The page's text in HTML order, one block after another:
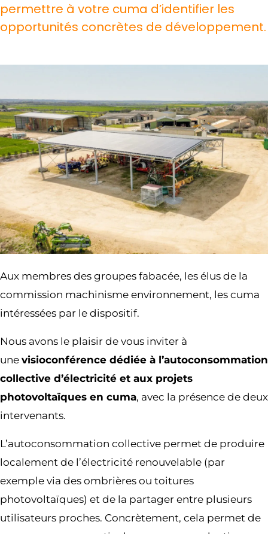
permettre à votre cuma d’identifier les
opportunités concrètes de développement.
Aux membres des groupes fabacée, les élus de la
commission machinisme environnement, les cuma
intéressées par le dispositif.
Nous avons le plaisir de vous inviter à
une visioconférence dédiée à l’autoconsommation
collective d’électricité et aux projets
photovoltaïques en cuma, avec la présence de deux
intervenants.
L’autoconsommation collective permet de produire
localement de l’électricité renouvelable (par
exemple via des ombrières ou toitures
photovoltaïques) et de la partager entre plusieurs
utilisateurs proches. Concrètement, cela permet de